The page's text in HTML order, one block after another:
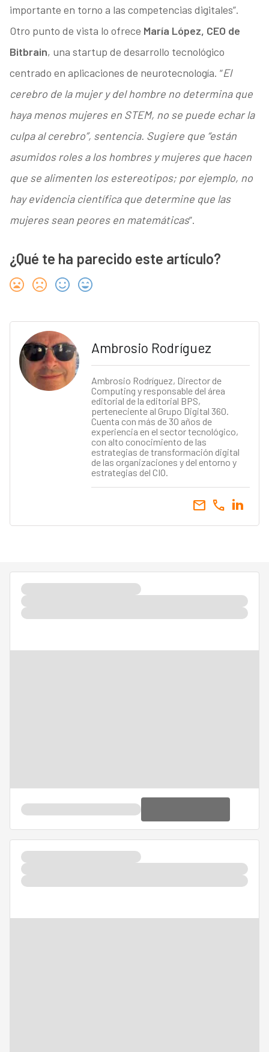
importante en torno a las competencias digitales”.
Otro punto de vista lo ofrece María López, CEO de
Bitbrain, una startup de desarrollo tecnológico
centrado en aplicaciones de neurotecnología. “El
cerebro de la mujer y del hombre no determina que
haya menos mujeres en STEM, no se puede echar la
culpa al cerebro”, sentencia. Sugiere que “están
asumidos roles a los hombres y mujeres que hacen
que se alimenten los estereotipos; por ejemplo, no
hay evidencia científica que determine que las
mujeres sean peores en matemáticas”.
¿Qué te ha parecido este artículo?
Ambrosio Rodríguez
Ambrosio Rodríguez, Director de
Computing y responsable del área
editorial de la editorial BPS,
perteneciente al Grupo Digital 360.
Cuenta con más de 30 años de
experiencia en el sector tecnológico,
con alto conocimiento de las
estrategias de transformación digital
de las organizaciones y del entorno y
estrategias del CIO.
call
email